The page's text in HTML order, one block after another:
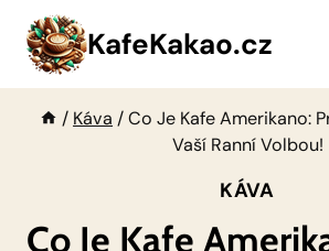
Přeskočit
obsah
KafeKakao.cz
/ Káva /Co Je Kafe Amerikano:
Vaší Ranní Volbou!
KÁVA
Co Je Kafe